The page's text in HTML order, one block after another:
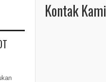
Kontak Kami